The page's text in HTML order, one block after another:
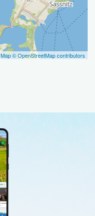
© OpenStreetMap contributors